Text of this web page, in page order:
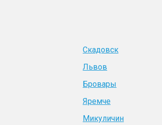
Скадовск
Львов
Бровары
Яремче
Микуличин